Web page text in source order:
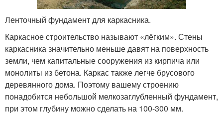
Ленточный фундамент для каркасника.
Каркасное строительство называют «лёгким». Стены
каркасника значительно меньше давят на поверхность
земли, чем капитальные сооружения из кирпича или
монолиты из бетона. Каркас также легче брусового
деревянного дома. Поэтому вашему строению
понадобится небольшой мелкозаглубленный фундамент,
при этом глубину можно сделать на 100-300 мм.